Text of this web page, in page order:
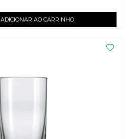
ADICIONAR AO CARRINHO